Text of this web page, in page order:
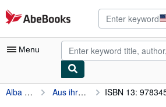
Skip to main content
AbeBooks.com
Menu
My Account
Alba De Céspedes Aus ihrer Sicht ISBN 13: